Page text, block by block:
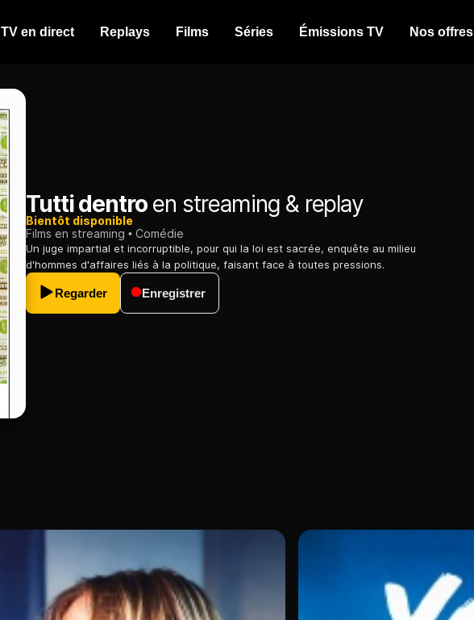
TV en direct Replays Films Séries Émissions TV Nos offres
Tutti dentroen streaming & replay
Bientôt disponible
Films en streaming
Comédie
Un juge impartial et incorruptible, pour qui la loi est sacrée, enquête au milieu
d'hommes d'affaires liés à la politique, faisant face à toutes pressions.
Regarder Enregistrer